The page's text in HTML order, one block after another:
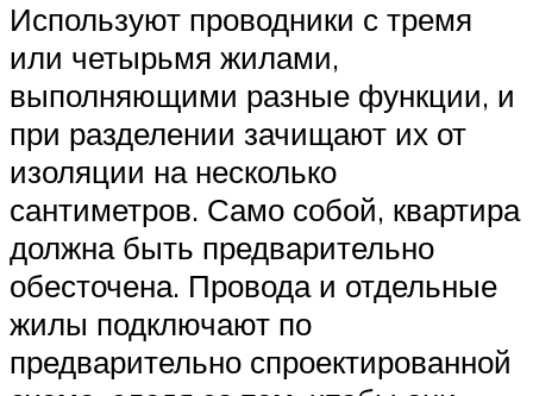
Используют проводники с тремя
или четырьмя жилами,
выполняющими разные функции, и
при разделении зачищают их от
изоляции на несколько
сантиметров. Само собой, квартира
должна быть предварительно
обесточена. Провода и отдельные
жилы подключают по
предварительно спроектированной